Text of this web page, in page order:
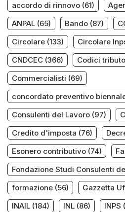
accordo di rinnovo (61)
ANPAL (65) Bando (87)
Circolare (133) Circolare
CNDCEC (366) Codici tributo
Commercialisti (69)
concordato preventivo
Consulenti del Lavoro (97)
Credito d'imposta (76)
Esonero contributivo (74)
Fondazione Studi Consulenti
formazione (56) Gazzetta
INAIL (184) INL (86) INPS